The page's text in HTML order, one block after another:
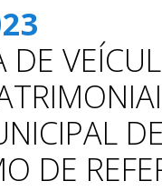
DE
DE